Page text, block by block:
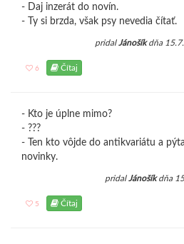
- Daj inzerát do novín.
- Ty si brzda, však psy nevedia čítať.
pridalJánošíkdňa
6 Čítaj
- Kto je úplne mimo?
- ???
- Ten kto vôjde do antikvariátu a
novinky.
pridalJánošíkdňa
5 Čítaj